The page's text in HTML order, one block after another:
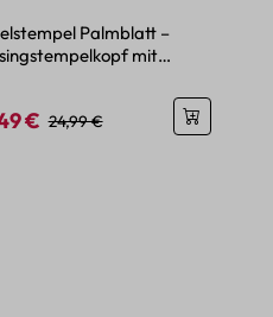
Palmblatt –
mit
€ Regulärer Preis:
24,99 €